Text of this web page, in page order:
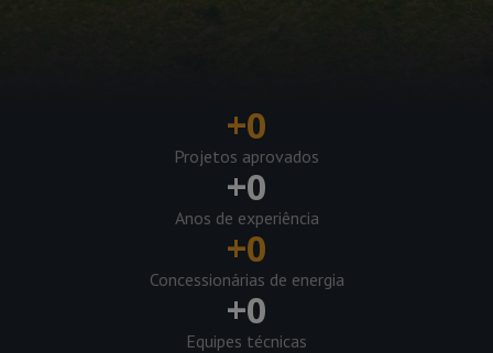
+0
Projetos aprovados
+0
Anos de experiência
+0
Concessionárias de energia
+0
Equipes técnicas